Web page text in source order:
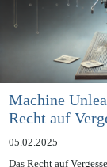
Machine
Recht auf
05.02.2025